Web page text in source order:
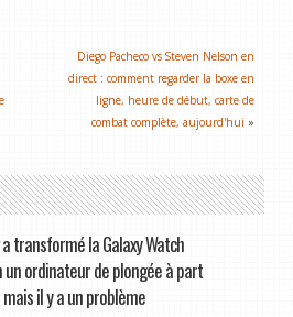
Diego Pacheco vs Steven Nelson en
direct : comment regarder la boxe en
ligne, heure de début, carte de
combat complète, aujourd'hui »
transformé la Galaxy Watch
un ordinateur de plongée à part
il y a un problème